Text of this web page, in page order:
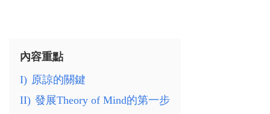
內容重點
I) 原諒的關鍵
II) 發展Theory of Mind的第一步